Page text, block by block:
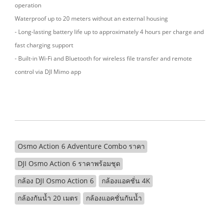
operation
Waterproof up to 20 meters without an external housing
- Long-lasting battery life up to approximately 4 hours per charge and
fast charging support
- Built-in Wi-Fi and Bluetooth for wireless file transfer and remote
control via DJI Mimo app
Osmo Action 6 Adventure Combo ราคา
DJI Osmo Action 6 ราคาพร้อมชุด
กล้อง DJI Osmo Action 6
กล้องแอคชั่น 4K
กล้องกันน้ำ 20 เมตร
กล้องแอคชั่นกันน้ำ